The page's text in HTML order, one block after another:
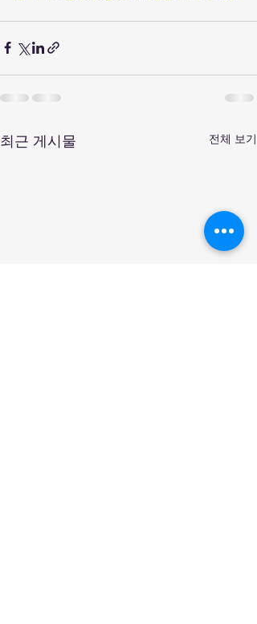
최근 게시물 전체 보기